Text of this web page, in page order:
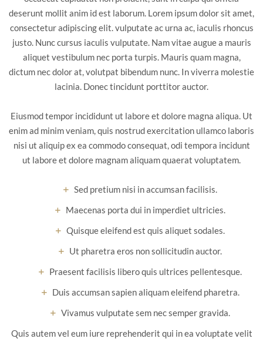
deserunt mollit anim id est laborum. Lorem ipsum dolor sit amet,
consectetur adipiscing elit. vulputate ac urna ac, iaculis rhoncus
justo. Nunc cursus iaculis vulputate. Nam vitae augue a mauris
aliquet vestibulum nec porta turpis. Mauris quam magna,
dictum nec dolor at, volutpat bibendum nunc. In viverra molestie
lacinia. Donec tincidunt porttitor auctor.
Eiusmod tempor incididunt ut labore et dolore magna aliqua. Ut
enim ad minim veniam, quis nostrud exercitation ullamco laboris
nisi ut aliquip ex ea commodo consequat, odi tempora incidunt
ut labore et dolore magnam aliquam quaerat voluptatem.
Sed pretium nisi in accumsan facilisis.
Maecenas porta dui in imperdiet ultricies.
Quisque eleifend est quis aliquet sodales.
Ut pharetra eros non sollicitudin auctor.
Praesent facilisis libero quis ultrices pellentesque.
Duis accumsan sapien aliquam eleifend pharetra.
Vivamus vulputate sem nec semper gravida.
Quis autem vel eum iure reprehenderit qui in ea voluptate velit